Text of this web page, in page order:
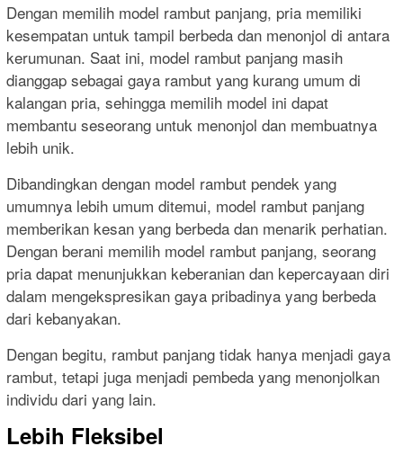
Dengan memilih model rambut panjang, pria memiliki
kesempatan untuk tampil berbeda dan menonjol di antara
kerumunan. Saat ini, model rambut panjang masih
dianggap sebagai gaya rambut yang kurang umum di
kalangan pria, sehingga memilih model ini dapat
membantu seseorang untuk menonjol dan membuatnya
lebih unik.
Dibandingkan dengan model rambut pendek yang
umumnya lebih umum ditemui, model rambut panjang
memberikan kesan yang berbeda dan menarik perhatian.
Dengan berani memilih model rambut panjang, seorang
pria dapat menunjukkan keberanian dan kepercayaan diri
dalam mengekspresikan gaya pribadinya yang berbeda
dari kebanyakan.
Dengan begitu, rambut panjang tidak hanya menjadi gaya
rambut, tetapi juga menjadi pembeda yang menonjolkan
individu dari yang lain.
Lebih Fleksibel